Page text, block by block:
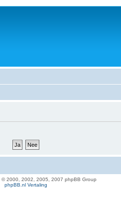
© 2000, 2002, 2005, 2007 phpBB Group
phpBB.nl Vertaling